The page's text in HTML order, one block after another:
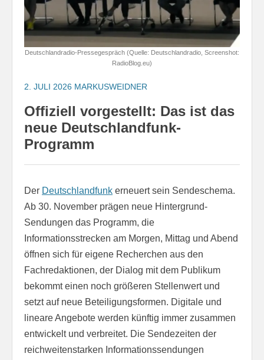
Deutschlandradio-Pressegespräch (Quelle: Deutschlandradio, Screenshot:
RadioBlog.eu)
2. JULI 2026 MARKUSWEIDNER
Offiziell vorgestellt: Das ist das
neue Deutschlandfunk-
Programm
Der Deutschlandfunk erneuert sein Sendeschema.
Ab 30. November prägen neue Hintergrund-
Sendungen das Programm, die
Informationsstrecken am Morgen, Mittag und Abend
öffnen sich für eigene Recherchen aus den
Fachredaktionen, der Dialog mit dem Publikum
bekommt einen noch größeren Stellenwert und
setzt auf neue Beteiligungsformen. Digitale und
lineare Angebote werden künftig immer zusammen
entwickelt und verbreitet. Die Sendezeiten der
reichweitenstarken Informationssendungen